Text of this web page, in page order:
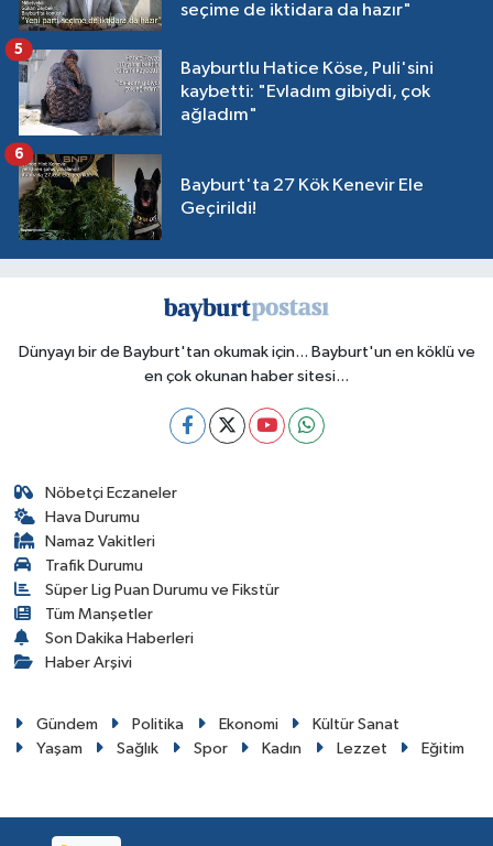
seçime de iktidara da hazır"
Bayburtlu Hatice Köse, Puli'sini
kaybetti: "Evladım gibiydi, çok
ağladım"
5
Bayburt'ta 27 Kök Kenevir Ele
Geçirildi!
6
Dünyayı bir de Bayburt'tan okumak için... Bayburt'un en köklü ve
en çok okunan haber sitesi...
Nöbetçi Eczaneler
Hava Durumu
Namaz Vakitleri
Trafik Durumu
Süper Lig Puan Durumu ve Fikstür
Tüm Manşetler
Son Dakika Haberleri
Haber Arşivi
Gündem Politika Ekonomi
Kültür Sanat
Yaşam
Sağlık Spor Kadın Lezzet Eğitim